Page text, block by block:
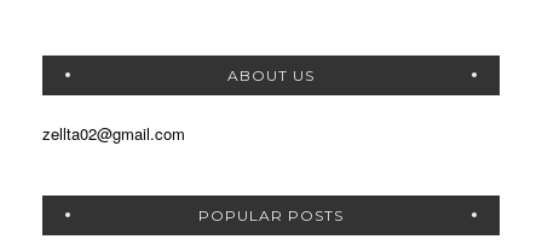
ABOUT US
zellta02@gmail.com
POPULAR POSTS